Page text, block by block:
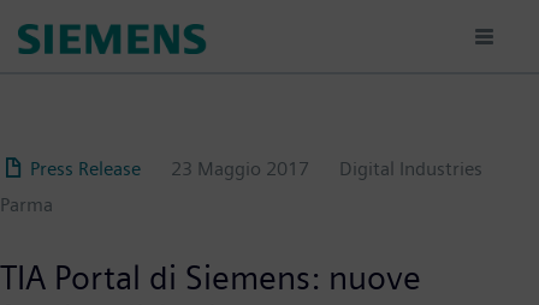
Press Release 23 Maggio 2017
Digital Industries
Parma
TIA Portal di Siemens: nuove